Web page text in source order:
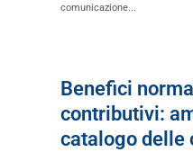
comunicazione...
Benefici
contributivi:
catalogo delle